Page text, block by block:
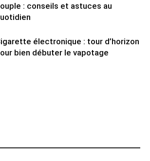
: conseils et astuces au
électronique : tour d’horizon
bien débuter le vapotage